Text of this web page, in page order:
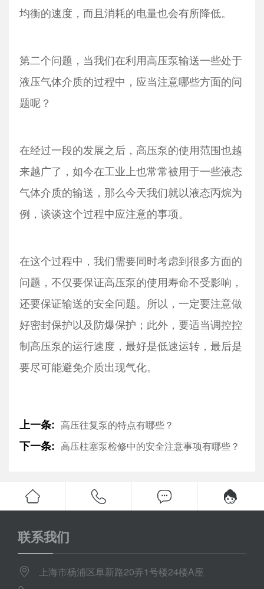
均衡的速度，而且消耗的电量也会有所降低。
第二个问题，当我们在利用高压泵输送一些处于
液压气体介质的过程中，应当注意哪些方面的问
题呢？
在经过一段的发展之后，高压泵的使用范围也越
来越广了，如今在工业上也常常被用于一些液态
气体介质的输送，那么今天我们就以液态丙烷为
例，谈谈这个过程中应注意的事项。
在这个过程中，我们需要同时考虑到很多方面的
问题，不仅要保证高压泵的使用寿命不受影响，
还要保证输送的安全问题。所以，一定要注意做
好密封保护以及防爆保护；此外，要适当调控控
制高压泵的运行速度，最好是低速运转，最后是
要尽可能避免介质出现气化。
上一条: 高压往复泵的特点有哪些？
下一条: 高压柱塞泵检修中的安全注意事项有哪些？
联系我们
上海市杨浦区阜新路20弄1号楼24楼A座